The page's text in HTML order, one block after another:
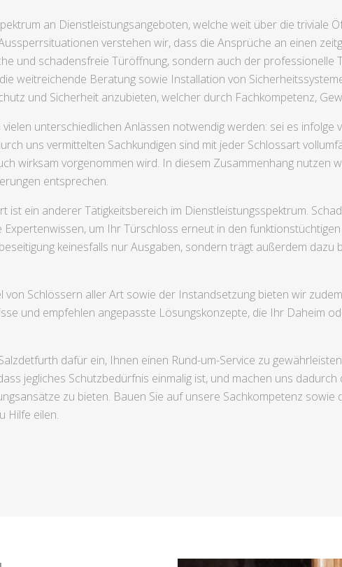
an Dienstleistungsangeboten, welche weit über die triviale
verstehen wir, dass die Ansprüche an einen
und schadensfreie Türöffnung, sondern auch der professionelle
weitreichende Beratung sowie Installation von
und Sicherheit anzubieten, welcher durch Fachkompetenz,
unterschiedlichen Anlässen notwendig werden: sei es infolge
uns vermittelten Sachkundigen sind mit jeder Schlossart
wirksam vorgenommen wird. In diesem Zusammenhang nutzen
entsprechen.
ist ein anderer Tätigkeitsbereich im Dienstleistungsspektrum.
um Ihr Türschloss erneut in den
keinesfalls nur Ausgaben, sondern trägt außerdem dazu
von Schlössern aller Art sowie der Instandsetzung bieten wir
und empfehlen angepasste Lösungskonzepte, die Ihr Daheim
dafür ein, Ihnen einen Rund-um-Service zu
jegliches Schutzbedürfnis einmalig ist, und machen uns
zu bieten. Bauen Sie auf unsere Sachkompetenz
Hilfe eilen.